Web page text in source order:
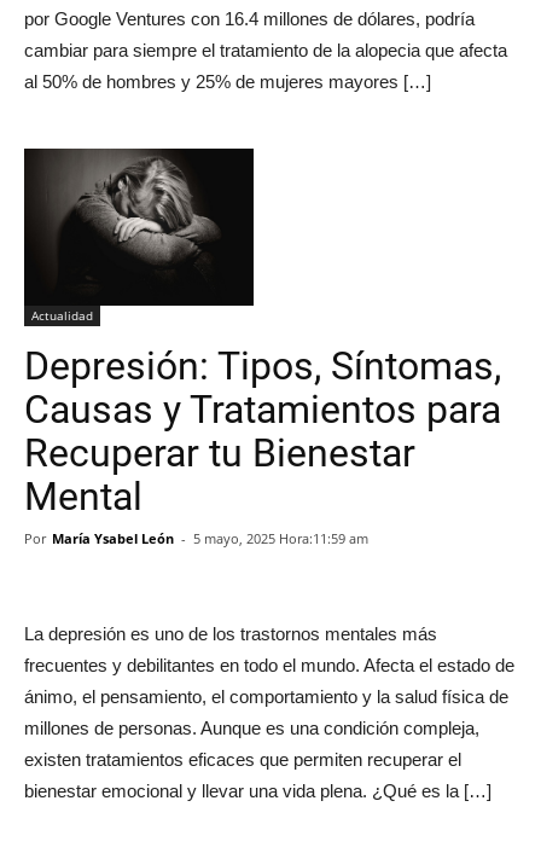
por Google Ventures con 16.4 millones de dólares, podría
cambiar para siempre el tratamiento de la alopecia que afecta
al 50% de hombres y 25% de mujeres mayores […]
Actualidad
Depresión: Tipos, Síntomas,
Causas y Tratamientos para
Recuperar tu Bienestar
Mental
Por María Ysabel León - 5 mayo, 2025 Hora:11:59 am
La depresión es uno de los trastornos mentales más
frecuentes y debilitantes en todo el mundo. Afecta el estado de
ánimo, el pensamiento, el comportamiento y la salud física de
millones de personas. Aunque es una condición compleja,
existen tratamientos eficaces que permiten recuperar el
bienestar emocional y llevar una vida plena. ¿Qué es la […]